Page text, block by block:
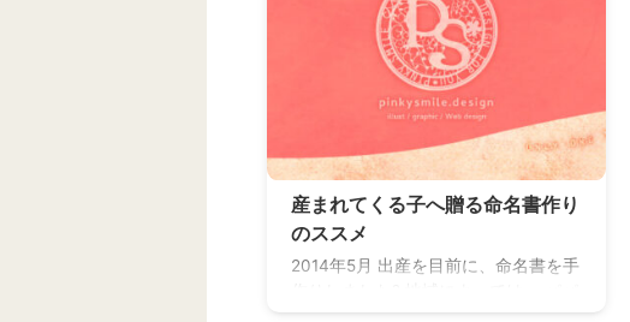
産まれてくる子へ贈る命名書作り
のススメ
2014年5月 出産を目前に、命名書を手
に書いてもらったり、 おじいちゃんに